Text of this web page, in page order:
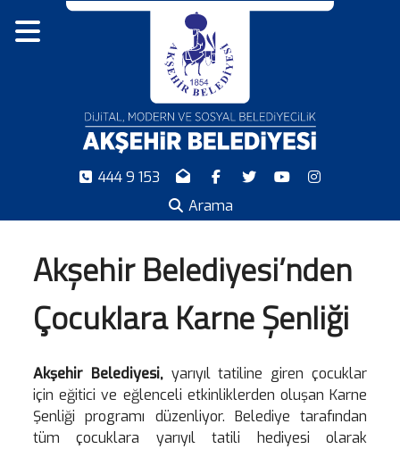
444 9 153
Arama
Akşehir Belediyesi’nden
Çocuklara Karne Şenliği
Akşehir Belediyesi,yarıyıl tatiline giren çocuklar
için eğitici ve eğlenceli etkinliklerden oluşan Karne
Şenliği programı düzenliyor. Belediye tarafından
tüm çocuklara yarıyıl tatili hediyesi olarak